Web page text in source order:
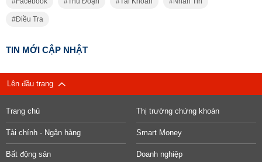
Điều Tra
TIN MỚI CẬP NHẬT
Lên đầu trang
Trang chủ Thị trường chứng khoán
Tài chính - Ngân hàng Smart Money
Bất động sản Doanh nghiệp